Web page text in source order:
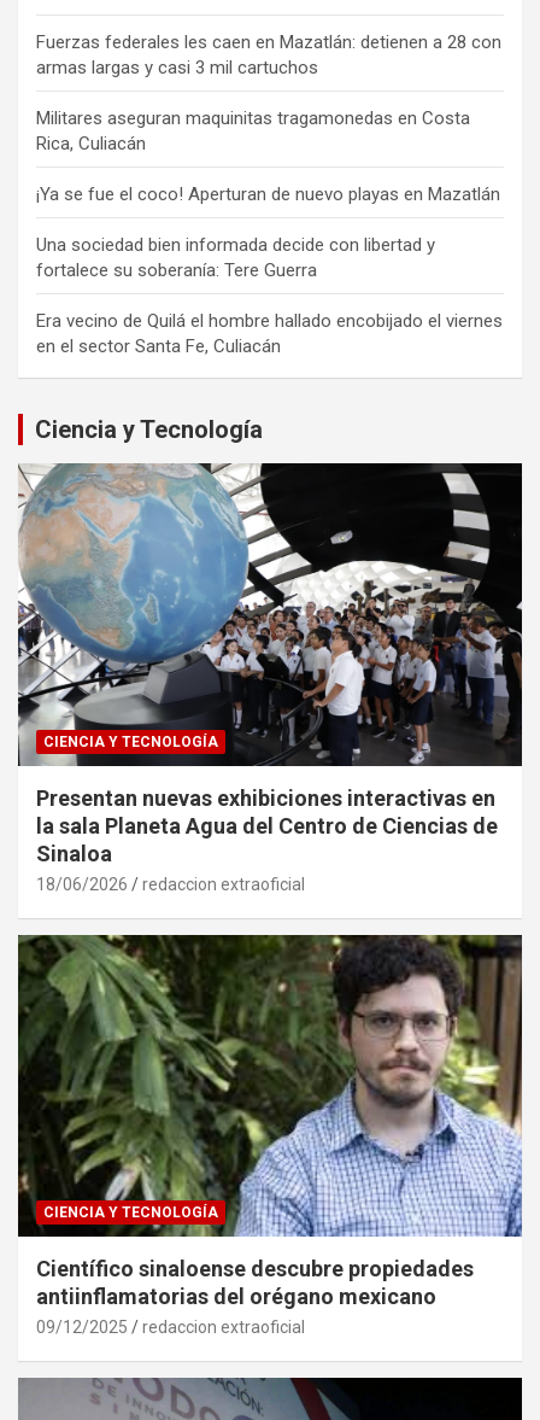
Fuerzas federales les caen en Mazatlán: detienen a 28 con
armas largas y casi 3 mil cartuchos
Militares aseguran maquinitas tragamonedas en Costa
Rica, Culiacán
¡Ya se fue el coco! Aperturan de nuevo playas en Mazatlán
Una sociedad bien informada decide con libertad y
fortalece su soberanía: Tere Guerra
Era vecino de Quilá el hombre hallado encobijado el viernes
en el sector Santa Fe, Culiacán
Ciencia y Tecnología
CIENCIA Y TECNOLOGÍA
Presentan nuevas exhibiciones interactivas en
la sala Planeta Agua del Centro de Ciencias de
Sinaloa
18/06/2026 redaccion extraoficial
CIENCIA Y TECNOLOGÍA
Científico sinaloense descubre propiedades
antiinflamatorias del orégano mexicano
09/12/2025 redaccion extraoficial